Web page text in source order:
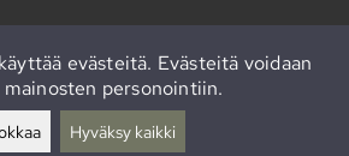
evästeitä. Evästeitä voidaan
mainosten personointiin.
Hyväksy kaikki